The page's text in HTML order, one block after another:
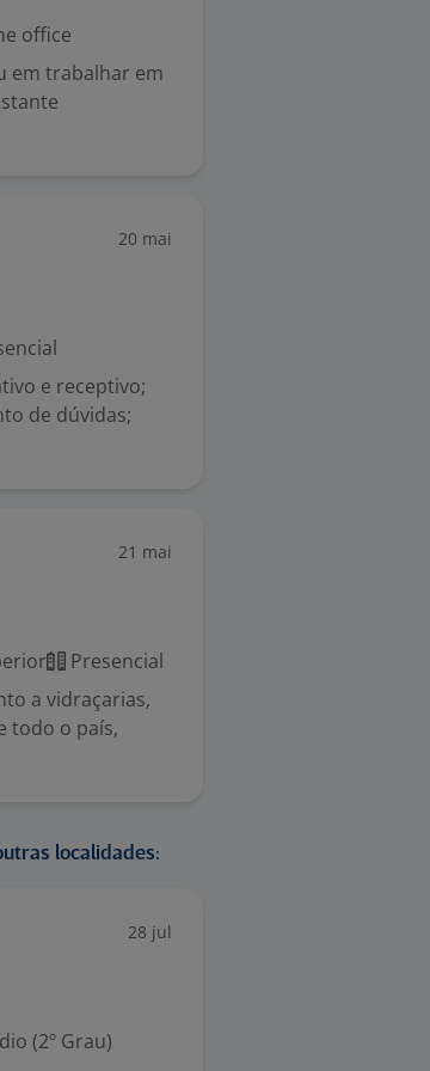
office
em trabalhar em
20 mai
e receptivo;
de dúvidas;
21 mai
Presencial
a vidraçarias,
todo o país,
localidades:
28 jul
(2º Grau)